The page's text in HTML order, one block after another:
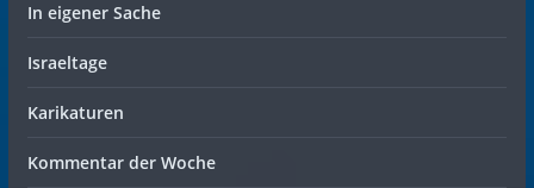
In eigener Sache
Israeltage
Karikaturen
Kommentar der Woche